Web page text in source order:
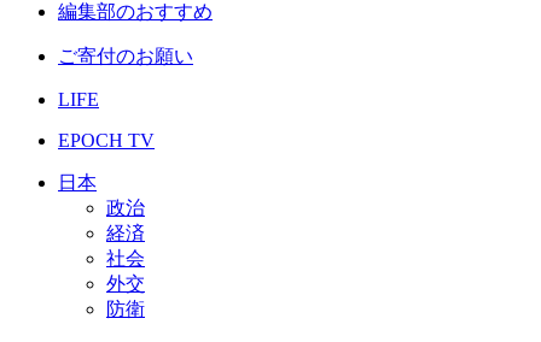
編集部のおすすめ
ご寄付のお願い
LIFE
EPOCH TV
日本
政治
経済
社会
外交
防衛